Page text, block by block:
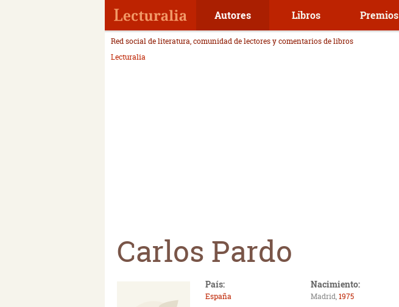
Autores Libros Premios
Red social de literatura, comunidad de lectores y comentarios de libros
Lecturalia
Carlos Pardo
País:
España
Nacimiento:
Madrid,1975